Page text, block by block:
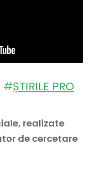
#ȘTIRILE PRO
realizate
de cercetare